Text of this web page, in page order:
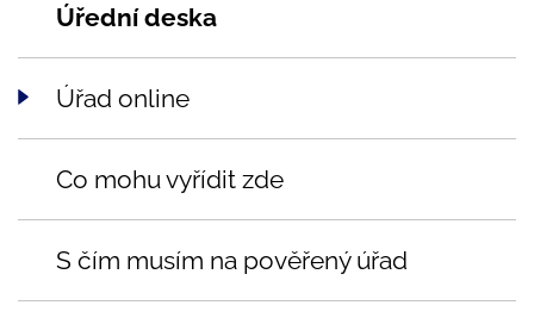
Úřední deska
Úřad online
Co mohu vyřídit zde
S čím musím na pověřený úřad